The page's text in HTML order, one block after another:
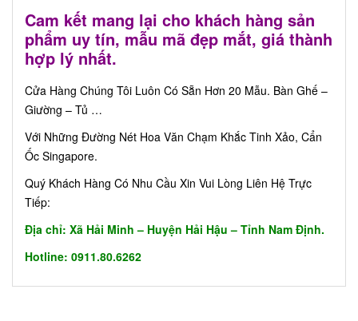
Cam kết mang lại cho khách hàng sản
phẩm uy tín, mẫu mã đẹp mắt, giá thành
hợp lý nhất.
Cửa Hàng Chúng Tôi Luôn Có Sẵn Hơn 20 Mẫu. Bàn Ghế –
Giường – Tủ …
Với Những Đường Nét Hoa Văn Chạm Khắc Tinh Xảo, Cẩn
Ốc Singapore.
Quý Khách Hàng Có Nhu Cầu Xin Vui Lòng Liên Hệ Trực
Tiếp:
Địa chỉ: Xã Hải Minh – Huyện Hải Hậu – Tỉnh Nam Định.
Hotline: 0911.80.6262